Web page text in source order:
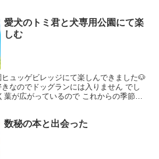
愛犬のトミ君と犬専用公園にて楽
しむ
ュッゲビレッジにて楽しんできました🐶
なのでドッグランには入りません でし
が広がっているので これからの季節は
数秘の本と出会った